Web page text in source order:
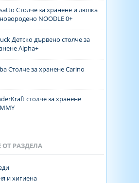
Столче за хранене и люлка
NOODLE 0+
Детско дървено столче за
Alpha+
Столче за хранене Carino
столче за хранене
РАЗДЕЛА
и хигиена